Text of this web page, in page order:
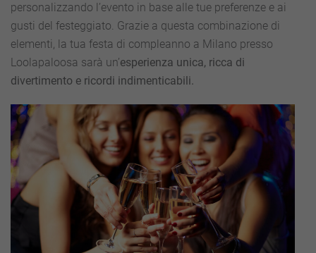
personalizzando l’evento in base alle tue preferenze e ai
gusti del festeggiato. Grazie a questa combinazione di
elementi, la tua festa di compleanno a Milano presso
Loolapaloosa sarà un’esperienza unica, ricca di
divertimento e ricordi indimenticabili.